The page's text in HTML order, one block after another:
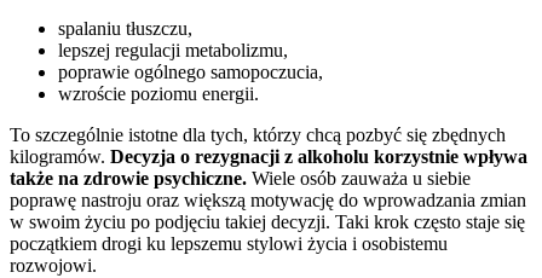
spalaniu tłuszczu,
lepszej regulacji metabolizmu,
poprawie ogólnego samopoczucia,
wzroście poziomu energii.
To szczególnie istotne dla tych, którzy chcą pozbyć się zbędnych
kilogramów. Decyzja o rezygnacji z alkoholu korzystnie wpływa
także na zdrowie psychiczne. Wiele osób zauważa u siebie
poprawę nastroju oraz większą motywację do wprowadzania zmian
w swoim życiu po podjęciu takiej decyzji. Taki krok często staje się
początkiem drogi ku lepszemu stylowi życia i osobistemu
rozwojowi.